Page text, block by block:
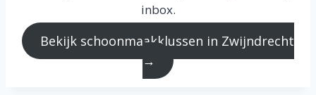
inbox.
Bekijk schoonmaakklussen in Zwijndrecht
→